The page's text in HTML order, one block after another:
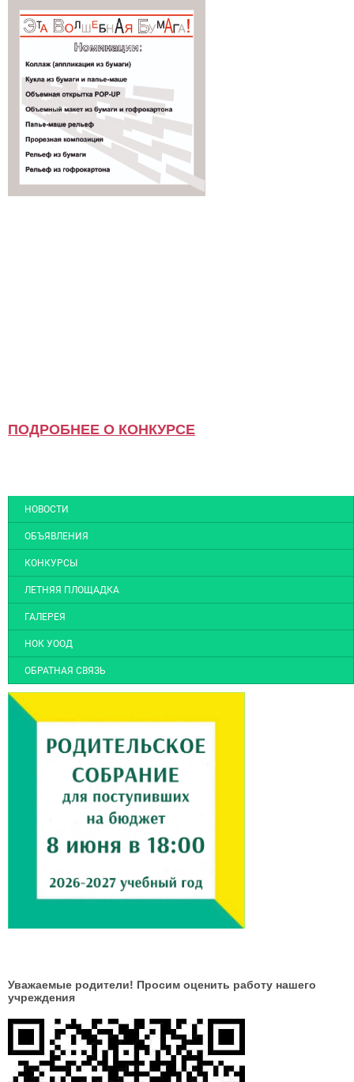
ПОДРОБНЕЕ О КОНКУРСЕ
НОВОСТИ
ОБЪЯВЛЕНИЯ
КОНКУРСЫ
ЛЕТНЯЯ ПЛОЩАДКА
ГАЛЕРЕЯ
НОК УООД
ОБРАТНАЯ СВЯЗЬ
Уважаемые родители! Просим оценить работу нашего
учреждения